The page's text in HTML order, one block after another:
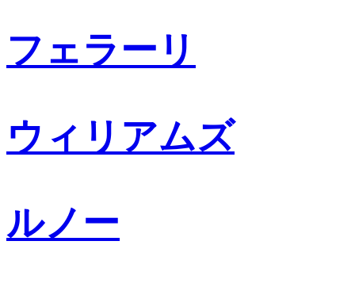
フェラーリ
ウィリアムズ
ルノー